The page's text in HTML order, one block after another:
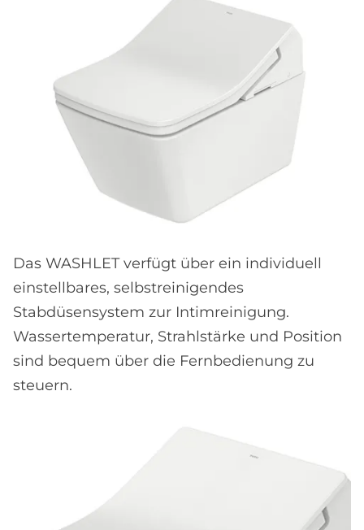
Das WASHLET verfügt über ein individuell
einstellbares, selbstreinigendes
Stabdüsensystem zur Intimreinigung.
Wassertemperatur, Strahlstärke und Position
sind bequem über die Fernbedienung zu
steuern.